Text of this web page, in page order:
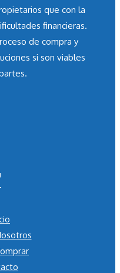
que con la
financieras.
de compra y
si son viables